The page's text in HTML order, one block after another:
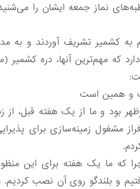
نماز جمعه ایشان را
مهم‌ترین آنها، دره کشمیر
همین است
بود و ما از یک هفته قبل، از
زمینه‌سازی برای
که ما یک هفته برای این
و بلندگو روی آن نصب